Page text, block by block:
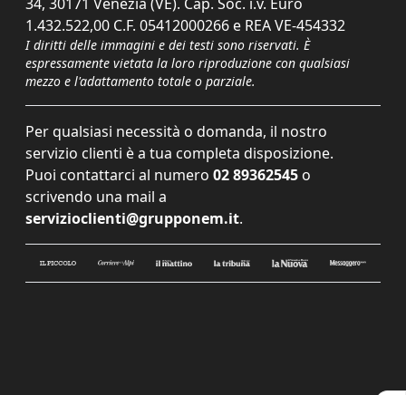
1.432.522,00 C.F. 05412000266 e REA VE-454332
I diritti delle immagini e dei testi sono riservati. È
espressamente vietata la loro riproduzione con qualsiasi
mezzo e l'adattamento totale o parziale.
Per qualsiasi necessità o domanda, il nostro
servizio clienti è a tua completa disposizione.
Puoi contattarci al numero 02 89362545 o
scrivendo una mail a
servizioclienti@grupponem.it.